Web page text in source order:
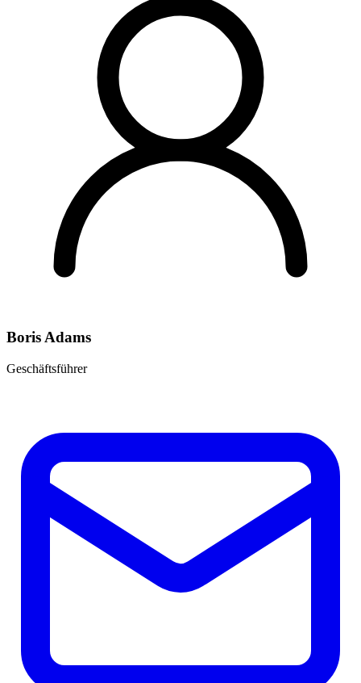
Boris Adams
Geschäftsführer